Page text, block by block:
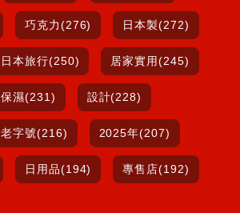
巧克力(276) 日本製(272)
日本旅行(250) 居家實用(245)
保濕(231) 設計(228)
老字號(216) 2025年(207)
日用品(194) 專售店(192)